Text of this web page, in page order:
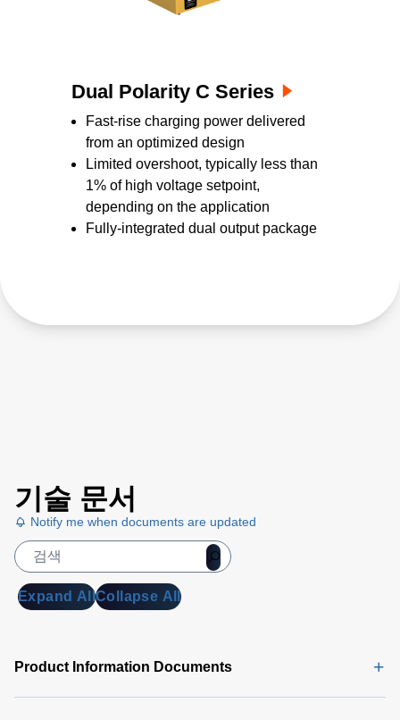
Dual Polarity C Series
Fast-rise charging power delivered
from an optimized design
Limited overshoot, typically less than
1% of high voltage setpoint,
depending on the application
Fully-integrated dual output package
기술 문서
Notify me when documents are updated
Expand AllCollapse All
Product Information Documents